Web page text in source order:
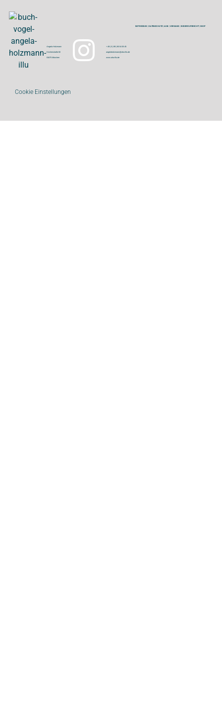
IMPRESSUM | DATENSCHUTZ| AGB | VERSAND | WIDERRUFSRECHT| SHOP
Angela Holzmann
Kirchenstraße 60
81675 München
+ 49 ( 0 ) 89 | 80 04 05 45
angelaholzmann@aha-illu.de
www.aha-illu.de
Cookie Einstellungen